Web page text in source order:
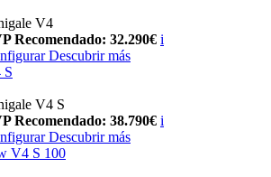
V4
Recomendado: 32.290€ i
Descubrir más
S
V4 S
Recomendado: 38.790€ i
Descubrir más
V4 S 100